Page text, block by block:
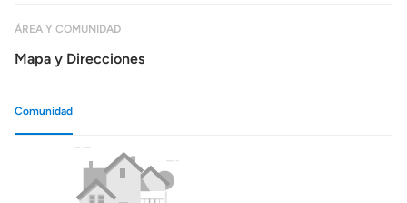
ÁREA Y COMUNIDAD
Mapa y Direcciones
Comunidad